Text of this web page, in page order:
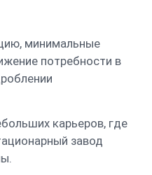
минимальные
потребности в
карьеров, где
завод